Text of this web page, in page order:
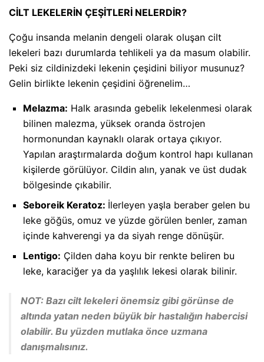
CİLT LEKELERİN ÇEŞİTLERİ NELERDİR?
Çoğu insanda melanin dengeli olarak oluşan cilt
lekeleri bazı durumlarda tehlikeli ya da masum olabilir.
Peki siz cildinizdeki lekenin çeşidini biliyor musunuz?
Gelin birlikte lekenin çeşidini öğrenelim…
Melazma: Halk arasında gebelik lekelenmesi olarak
bilinen malezma, yüksek oranda östrojen
hormonundan kaynaklı olarak ortaya çıkıyor.
Yapılan araştırmalarda doğum kontrol hapı kullanan
kişilerde görülüyor. Cildin alın, yanak ve üst dudak
bölgesinde çıkabilir.
Seboreik Keratoz: İlerleyen yaşla beraber gelen bu
leke göğüs, omuz ve yüzde görülen benler, zaman
içinde kahverengi ya da siyah renge dönüşür.
Lentigo: Çilden daha koyu bir renkte beliren bu
leke, karaciğer ya da yaşlılık lekesi olarak bilinir.
NOT: Bazı cilt lekeleri önemsiz gibi görünse de
altında yatan neden büyük bir hastalığın habercisi
olabilir. Bu yüzden mutlaka önce uzmana
danışmalısınız.